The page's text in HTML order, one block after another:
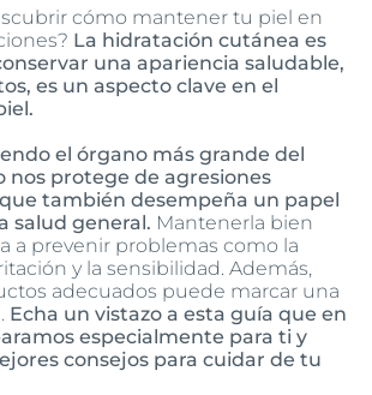
cómo mantener tu piel en
La hidratación cutánea es
una apariencia saludable,
es un aspecto clave en el
el órgano más grande del
nos protege de agresiones
también desempeña un papel
salud general. Mantenerla bien
a prevenir problemas como la
y la sensibilidad. Además,
adecuados puede marcar una
Echa un vistazo a esta guía que en
especialmente para ti y
consejos para cuidar de tu